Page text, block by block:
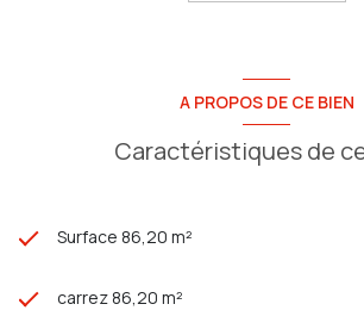
A PROPOS DE CE BIEN
Caractéristiques de
Surface 86,20 m²
carrez 86,20 m²